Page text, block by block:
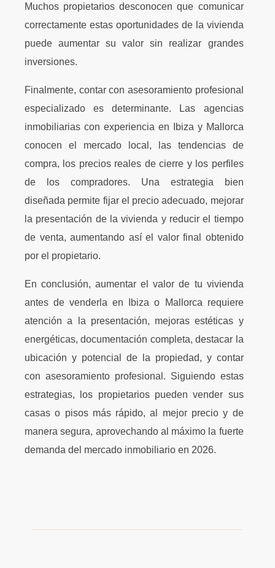
Muchos propietarios desconocen que comunicar
correctamente estas oportunidades de la vivienda
puede aumentar su valor sin realizar grandes
inversiones.
Finalmente, contar con asesoramiento profesional
especializado es determinante. Las agencias
inmobiliarias con experiencia en Ibiza y Mallorca
conocen el mercado local, las tendencias de
compra, los precios reales de cierre y los perfiles
de los compradores. Una estrategia bien
diseñada permite fijar el precio adecuado, mejorar
la presentación de la vivienda y reducir el tiempo
de venta, aumentando así el valor final obtenido
por el propietario.
En conclusión, aumentar el valor de tu vivienda
antes de venderla en Ibiza o Mallorca requiere
atención a la presentación, mejoras estéticas y
energéticas, documentación completa, destacar la
ubicación y potencial de la propiedad, y contar
con asesoramiento profesional. Siguiendo estas
estrategias, los propietarios pueden vender sus
casas o pisos más rápido, al mejor precio y de
manera segura, aprovechando al máximo la fuerte
demanda del mercado inmobiliario en 2026.